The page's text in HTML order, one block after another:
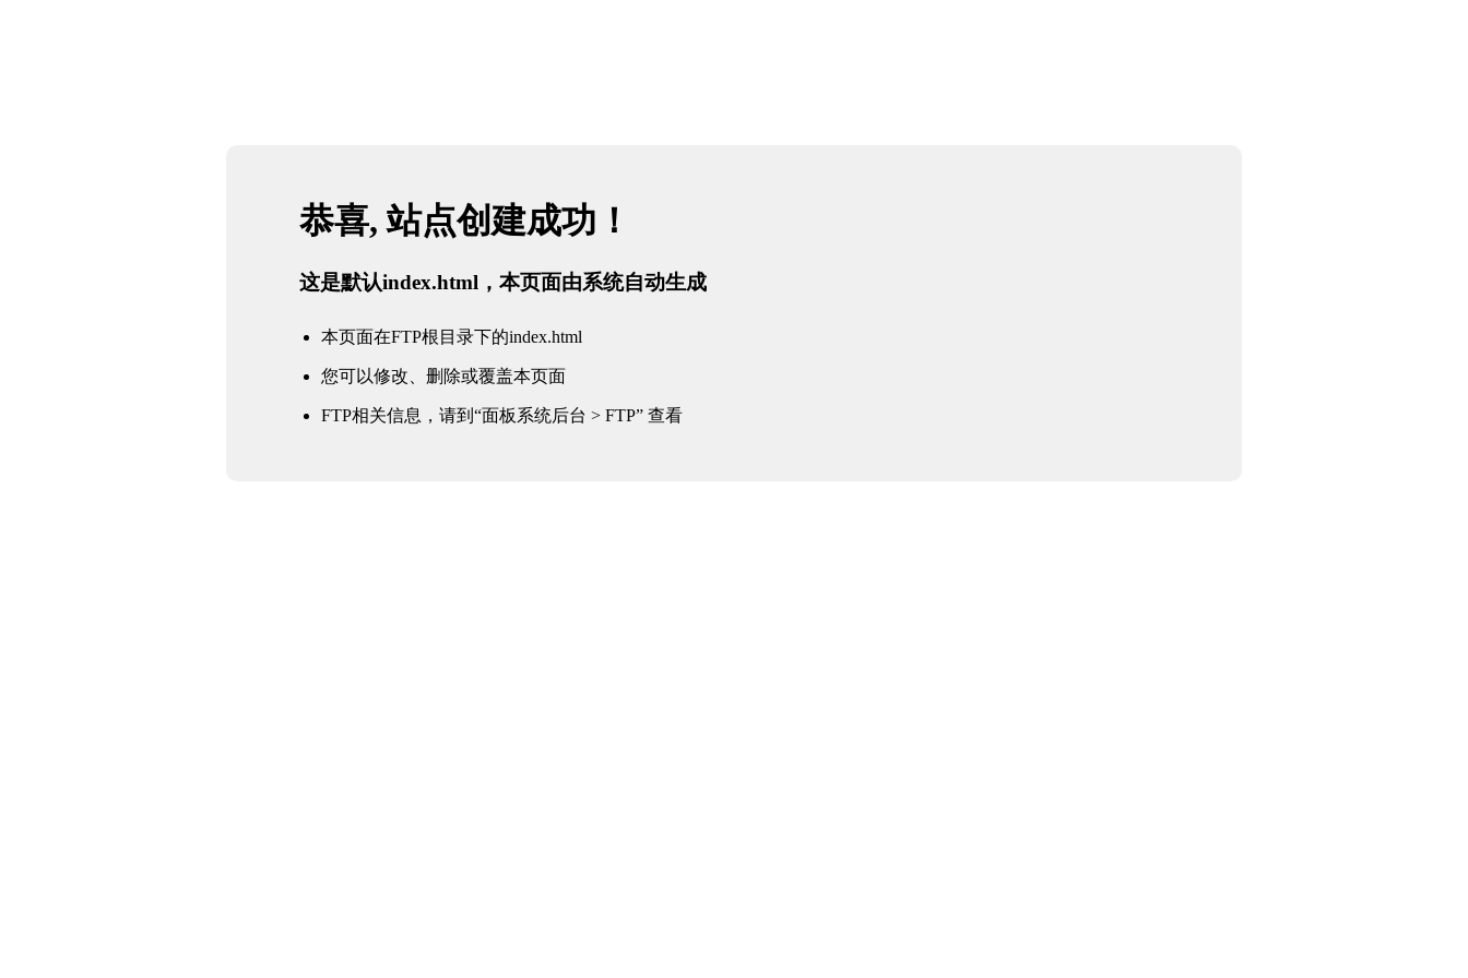
恭喜, 站点创建成功！
这是默认index.html，本页面由系统自动生成
本页面在FTP根目录下的index.html
您可以修改、删除或覆盖本页面
FTP相关信息，请到“面板系统后台 > FTP” 查看